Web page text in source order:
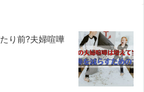
り前?夫婦喧嘩